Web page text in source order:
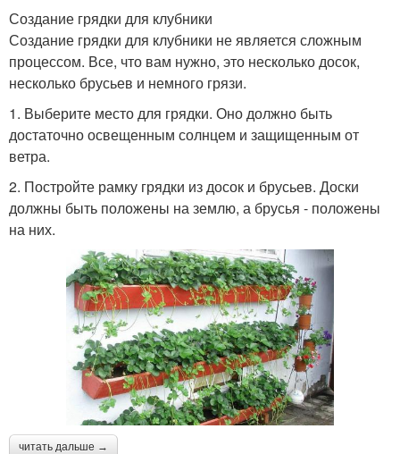
Создание грядки для клубники
Создание грядки для клубники не является сложным
процессом. Все, что вам нужно, это несколько досок,
несколько брусьев и немного грязи.
1. Выберите место для грядки. Оно должно быть
достаточно освещенным солнцем и защищенным от
ветра.
2. Постройте рамку грядки из досок и брусьев. Доски
должны быть положены на землю, а брусья - положены
на них.
читать дальше →